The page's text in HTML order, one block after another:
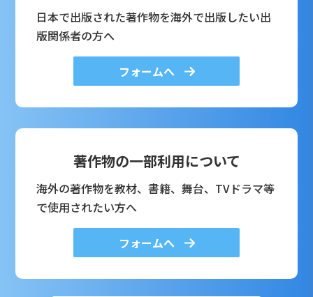
日本で出版された著作物を海外で出版したい出
版関係者の方へ
フォームへ
著作物の一部利用について
海外の著作物を教材、書籍、舞台、TVドラマ等
で使用されたい方へ
フォームへ